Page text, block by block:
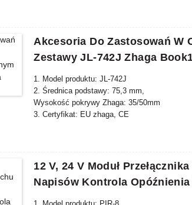
Akcesoria Do Zastosowań W
Zestawy JL-742J Zhaga
1. Model produktu: JL-742J
2. Średnica podstawy: 75,3 mm,
Wysokość pokrywy Zhaga: 35/50mm
3. Certyfikat: EU zhaga, CE
12 V, 24 V Moduł
Napisów Kontrola